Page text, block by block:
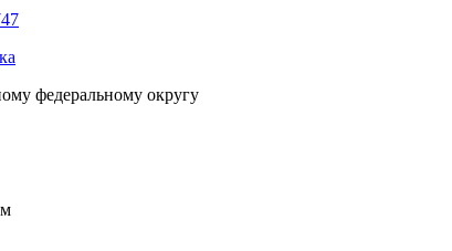
федеральному округу